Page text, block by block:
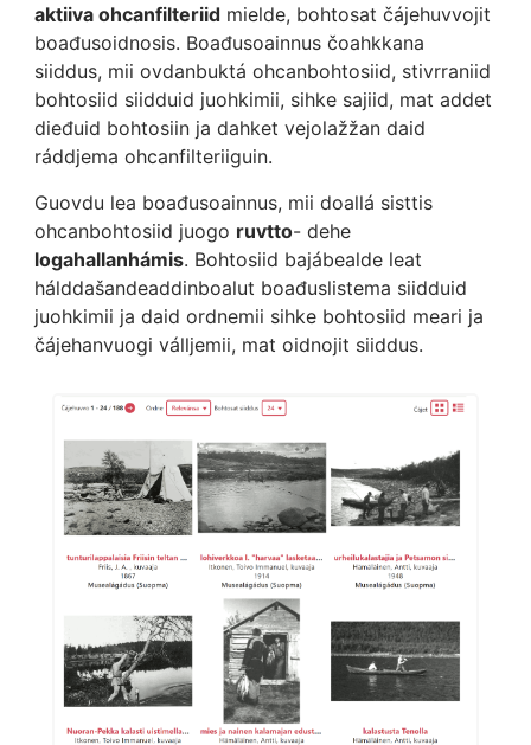
aktiiva ohcanfilteriid mielde, bohtosat čájehuvvojit
boađusoidnosis. Boađusoainnus čoahkkana
siiddus, mii ovdanbuktá ohcanbohtosiid, stivrraniid
bohtosiid siidduid juohkimii, sihke sajiid, mat addet
dieđuid bohtosiin ja dahket vejolažžan daid
ráddjema ohcanfilteriiguin.
Guovdu lea boađusoainnus, mii doallá sisttis
ohcanbohtosiid juogo ruvtto- dehe
logahallanhámis. Bohtosiid bajábealde leat
hálddašandeaddinboalut boađuslistema siidduid
juohkimii ja daid ordnemii sihke bohtosiid meari ja
čájehanvuogi válljemii, mat oidnojit siiddus.